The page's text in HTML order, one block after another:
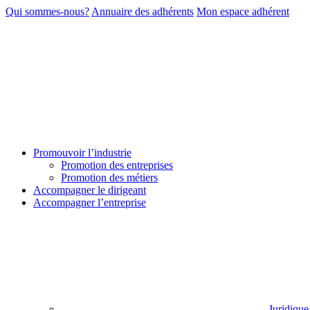
Qui sommes-nous? Annuaire des adhérents Mon espace adhérent
Promouvoir l’industrie
Promotion des entreprises
Promotion des métiers
Accompagner le dirigeant
Accompagner l’entreprise